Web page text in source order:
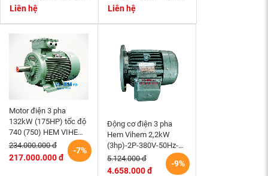
B3- tốc độ 940~1000
Liên hệ
Momen phanh 200Nm
Liên hệ
Motor điện 3 pha
132kW (175HP) tốc độ
740 (750) HEM VIHEM
(Việt Hung) điện cơ Hà
Nội
-7%
234.000.000 đ
217.000.000 đ
Động cơ điện 3 pha
Hem Vihem 2,2kW
(3hp)-2P-380V-50Hz-
3K100S2-B5- tốc độ
2860~3000 r/min (kiểu
-9%
5.124.000 đ
4.658.000 đ